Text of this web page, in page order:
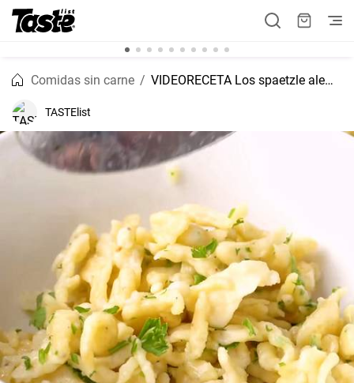
Comidas sin carne VIDEORECETA Los spaetzle alemanes como de la abuela
TASTElist